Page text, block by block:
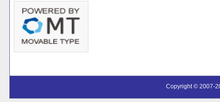
Copyright © 2007-